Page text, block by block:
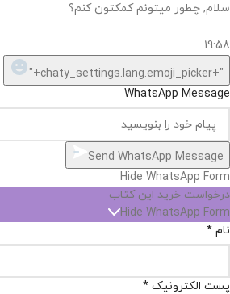
سلام, چطور میتونم کمکتون کنم؟
19:58
"+chaty_settings.lang.emoji_picker+"
WhatsApp Message
Send WhatsApp Message
Hide WhatsApp Form
درخواست خرید این کتاب
Hide WhatsApp Form
نام *
پست الکترونیک *